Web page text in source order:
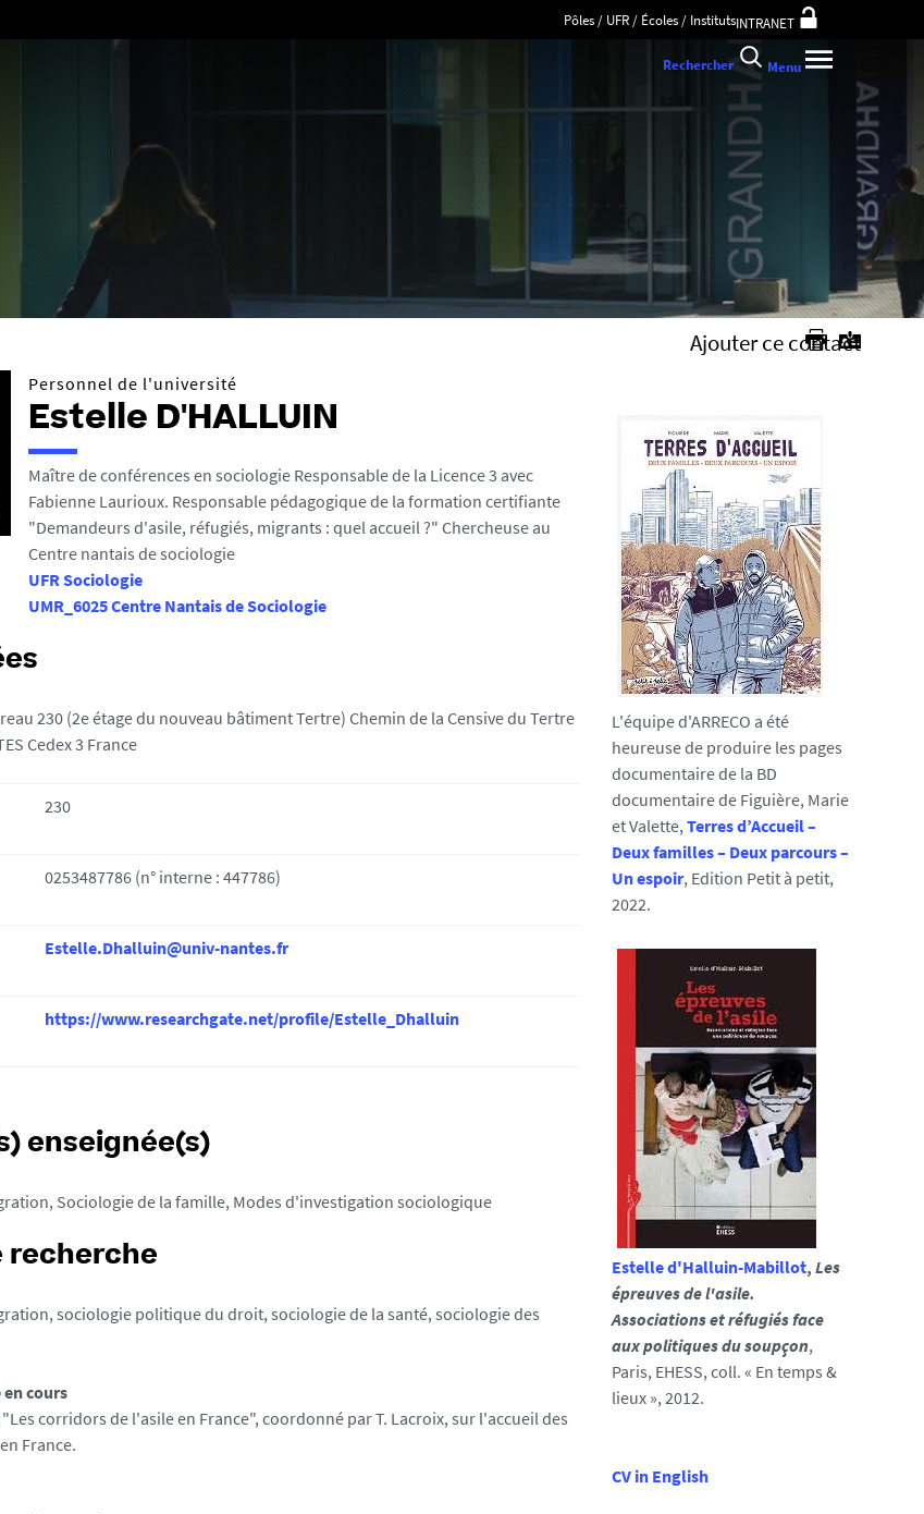
Pôles / UFR / Écoles / InstitutsINTRANET
Rechercher Menu
Ajouter ce contact
Personnel de l'université
Estelle D'HALLUIN
Maître de conférences en sociologie Responsable de la Licence 3 avec
Fabienne Laurioux. Responsable pédagogique de la formation certifiante
"Demandeurs d'asile, réfugiés, migrants : quel accueil ?" Chercheuse au
Centre nantais de sociologie
UFR Sociologie
UMR_6025 Centre Nantais de Sociologie
230 (2e étage du nouveau bâtiment Tertre) Chemin de la Censive du Tertre
Cedex 3 France
230
0253487786 (n° interne : 447786)
Estelle.Dhalluin@univ-nantes.fr
https://www.researchgate.net/profile/Estelle_Dhalluin
enseignée(s)
Sociologie de la famille, Modes d'investigation sociologique
recherche
sociologie politique du droit, sociologie de la santé, sociologie des
cours
"Les corridors de l'asile en France", coordonné par T. Lacroix, sur l'accueil des
France.
L'équipe d'ARRECO a été
heureuse de produire les pages
documentaire de la BD
documentaire de Figuière, Marie
et Valette,Terres d’Accueil –
Deux familles – Deux parcours –
Un espoir, Edition Petit à petit,
2022.
Estelled'Halluin-Mabillot, Les
épreuves de l'asile.
Associations et réfugiés face
aux politiques du soupçon,
Paris, EHESS, coll. « En temps &
lieux », 2012.
CV in English